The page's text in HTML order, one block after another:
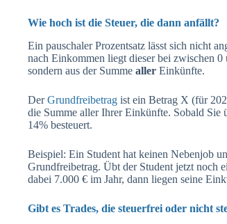
Wie hoch ist die Steuer, die dann anfällt?
Ein pauschaler Prozentsatz lässt sich nicht
nach Einkommen liegt dieser bei zwischen
sondern aus der Summe aller Einkünfte.
DerGrundfreibetrag ist ein Betrag X (für
die Summe aller Ihrer Einkünfte. Sobald Sie
14% besteuert.
Beispiel: Ein Student hat keinen Nebenjob
Grundfreibetrag. Übt der Student jetzt noch
dabei 7.000 € im Jahr, dann liegen seine
Gibt es Trades, die steuerfrei oder nicht